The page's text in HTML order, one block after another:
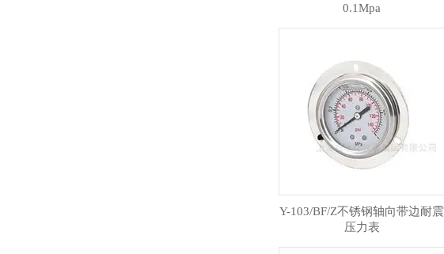
0.1Mpa
Y-103/BF/Z不锈钢轴向带边耐震
压力表